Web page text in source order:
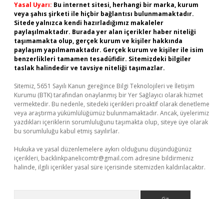
Yasal Uyarı: Bu internet sitesi, herhangi bir marka, kurum
veya şahıs şirketi ile hiçbir bağlantısı bulunmamaktadır.
Sitede yalnızca kendi hazırladığımız makaleler
paylaşılmaktadır. Burada yer alan içerikler haber niteliği
taşımamakta olup, gerçek kurum ve kişiler hakkında
paylaşım yapılmamaktadır. Gerçek kurum ve kişiler ile isim
benzerlikleri tamamen tesadüfidir. Sitemizdeki bilgiler
taslak halindedir ve tavsiye niteliği taşımazlar.
Sitemiz, 5651 Sayılı Kanun gereğince Bilgi Teknolojileri ve İletişim
Kurumu (BTK) tarafından onaylanmış bir Yer Sağlayıcı olarak hizmet
vermektedir. Bu nedenle, sitedeki içerikleri proaktif olarak denetleme
veya araştırma yükümlülüğümüz bulunmamaktadır. Ancak, üyelerimiz
yazdıkları içeriklerin sorumluluğunu taşımakta olup, siteye üye olarak
bu sorumluluğu kabul etmiş sayılırlar.
Hukuka ve yasal düzenlemelere aykırı olduğunu düşündüğünüz
içerikleri, backlinkpanelicomtr@gmail.com adresine bildirmeniz
halinde, ilgili içerikler yasal süre içerisinde sitemizden kaldırılacaktır.